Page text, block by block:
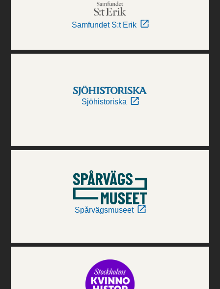
Samfundet S:t Erik
Sjöhistoriska
Spårvägsmuseet